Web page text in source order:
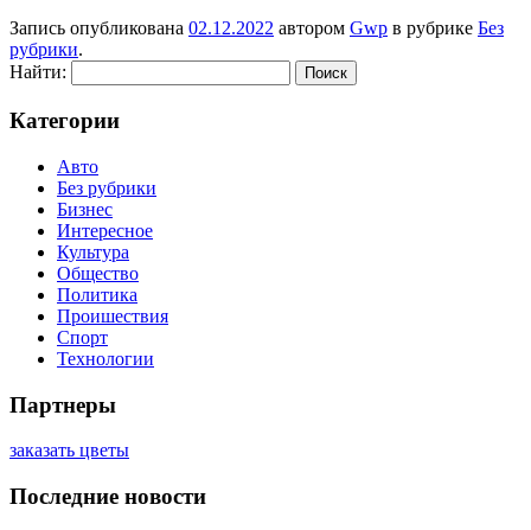
Запись опубликована 02.12.2022 автором Gwp в рубрике Без
рубрики.
Найти:
Категории
Авто
Без рубрики
Бизнес
Интересное
Культура
Общество
Политика
Проишествия
Спорт
Технологии
Партнеры
заказать цветы
Последние новости